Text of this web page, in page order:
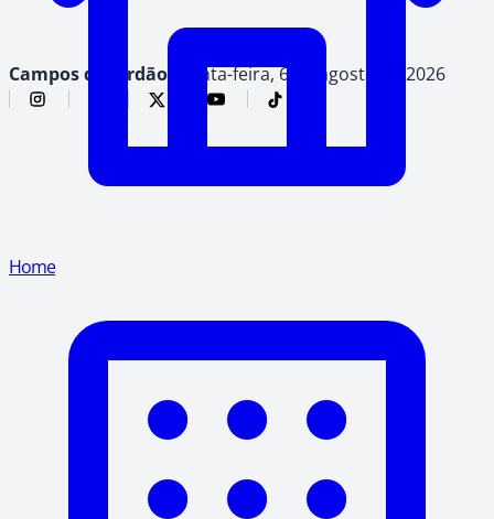
Campos do Jordão, quinta-feira, 6 de agosto de 2026
Home